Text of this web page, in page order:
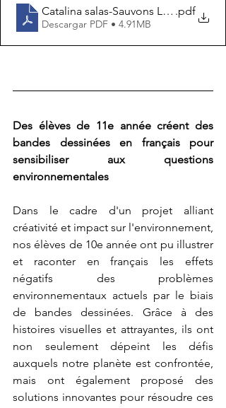
Catalina salas-Sauvons La forêt
.pdf
Descargar PDF • 4.91MB
Des élèves de 11e année créent des
bandes dessinées en français pour
sensibiliser aux questions
environnementales
Dans le cadre d'un projet alliant
créativité et impact sur l'environnement,
nos élèves de 10e année ont pu illustrer
et raconter en français les effets
négatifs des problèmes
environnementaux actuels par le biais
de bandes dessinées. Grâce à des
histoires visuelles et attrayantes, ils ont
non seulement dépeint les défis
auxquels notre planète est confrontée,
mais ont également proposé des
solutions innovantes pour résoudre ces